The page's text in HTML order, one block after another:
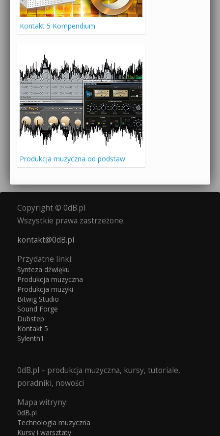
Kontakt 5 Kompendium
Produkcja muzyczna od podstaw
Copyright © 0dB.pl
Wszystkie prawa zastrzeżone.
kontakt@0dB.pl
Przydatne linki:
Synteza dźwięku
Produkcja muzyczna
Produkcja muzyki
Bitwig Studio
Sound Forge
Dubstep
Kontakt 5
Sylenth1
0dB.pl – produkcja muzyczna, kursy, tutoriale,
poradniki, nowości
Mapa witryny:
0dB.pl
Technologia muzyczna
Kursy i warsztaty